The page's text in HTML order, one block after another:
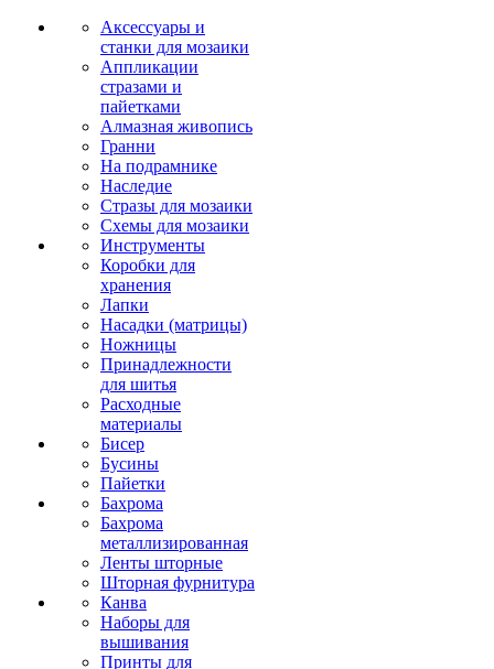
Аксессуары и
станки для мозаики
Аппликации
стразами и
пайетками
Алмазная живопись
Гранни
На подрамнике
Наследие
Стразы для мозаики
Схемы для мозаики
Инструменты
Коробки для
хранения
Лапки
Насадки (матрицы)
Ножницы
Принадлежности
для шитья
Расходные
материалы
Бисер
Бусины
Пайетки
Бахрома
Бахрома
металлизированная
Ленты шторные
Шторная фурнитура
Канва
Наборы для
вышивания
Принты для